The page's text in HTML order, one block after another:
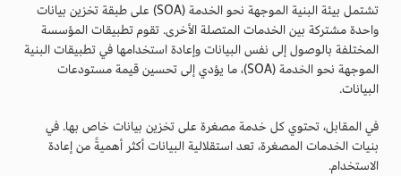
تشتمل بيئة البنية الموجهة نحو الخدمة (SOA) على طبقة تخزين بيانات
واحدة مشتركة بين الخدمات المتصلة الأخرى. تقوم تطبيقات المؤسسة
المختلفة بالوصول إلى نفس البيانات وإعادة استخدامها في تطبيقات البنية
الموجهة نحو الخدمة (SOA)، ما يؤدي إلى تحسين قيمة مستودعات
البيانات.
في المقابل، تحتوي كل خدمة مصغرة على تخزين بيانات خاص بها. في
بنيات الخدمات المصغرة، تعد استقلالية البيانات أكثر أهميةً من إعادة
الاستخدام.